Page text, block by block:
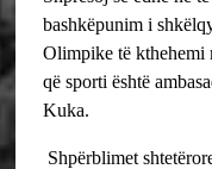
bashkëpunim i
Olimpike të kthehemi
që sporti është
Kuka.
Shpërblimet